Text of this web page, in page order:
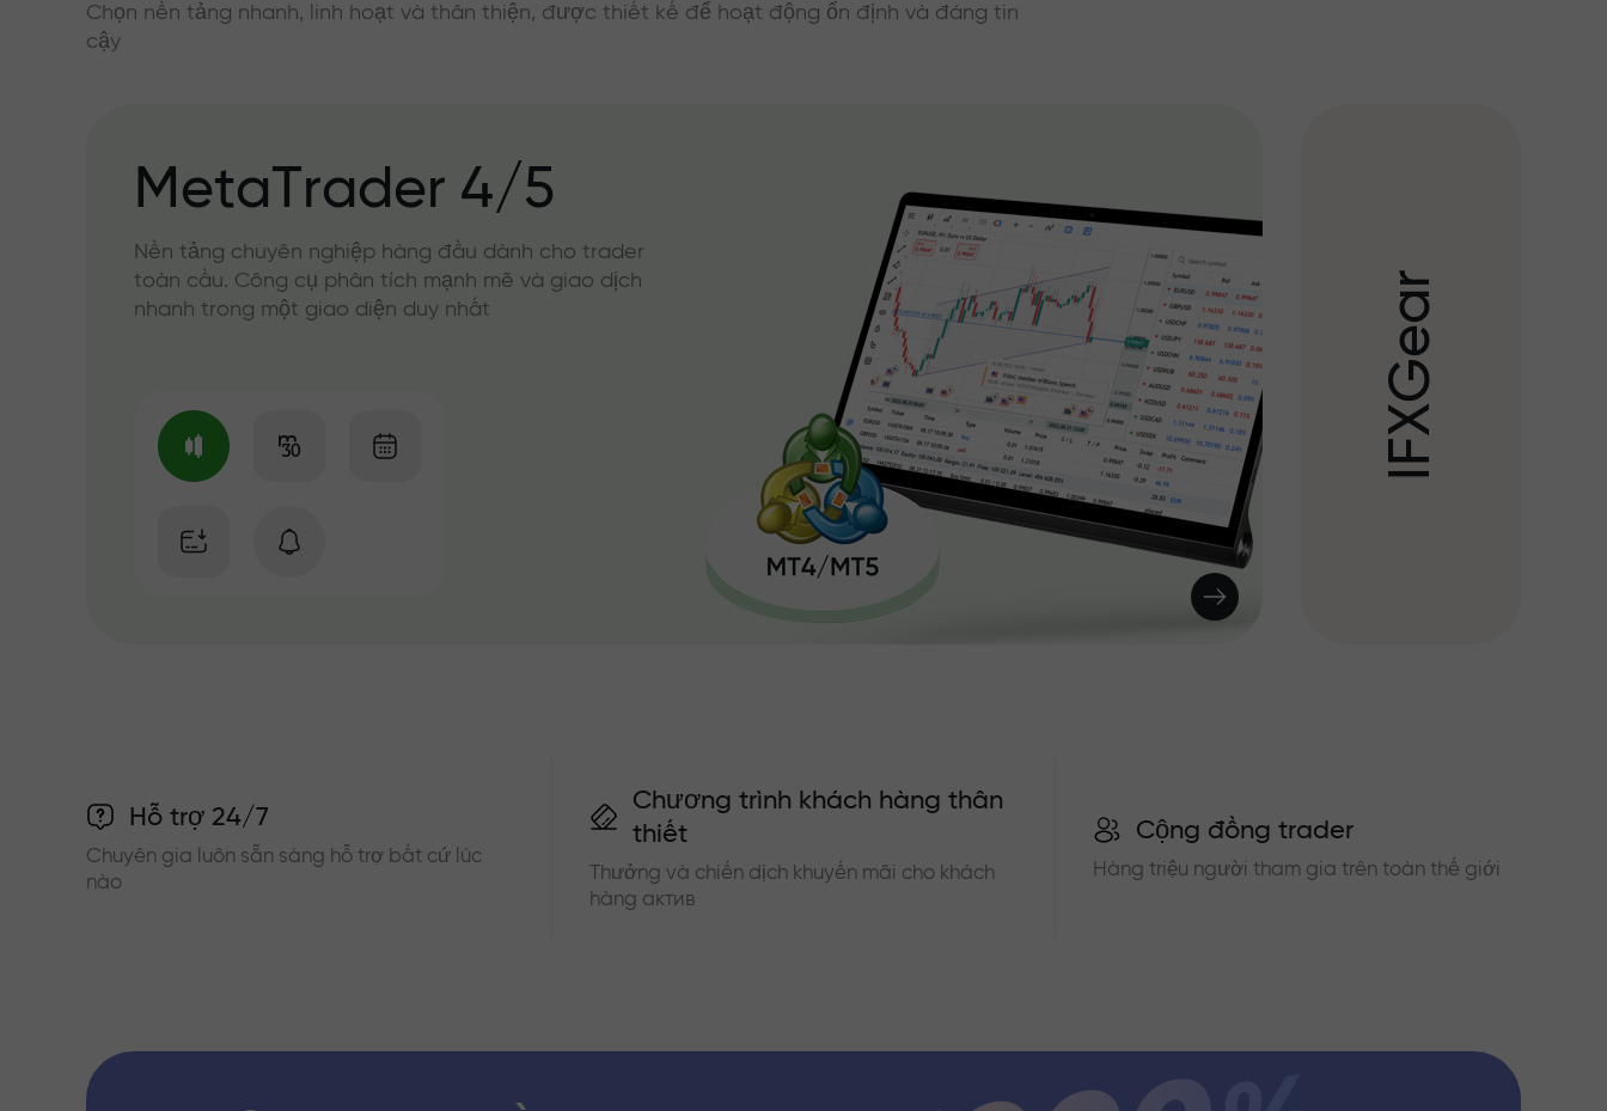
Chọn nền tảng nhanh, linh hoạt và thân thiện, được thiết kế để hoạt động ổn định và đáng tin
cậy
MetaTrader 4/5
Nền tảng chuyên nghiệp hàng đầu dành cho trader
toàn cầu. Công cụ phân tích mạnh mẽ và giao dịch
nhanh trong một giao diện duy nhất
I
F
X
G
e
a
r
Hỗ trợ 24/7
Chuyên gia luôn sẵn sàng hỗ trợ bất cứ lúc
nào
Chương trình khách hàng thân
thiết
Thưởng và chiến dịch khuyến mãi cho khách
hàng актив
Cộng đồng trader
Hàng triệu người tham gia trên toàn thế giới